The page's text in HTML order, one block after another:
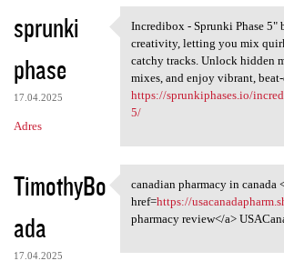
sprunki
phase
17.04.2025
Adres
Incredibox - Sprunki
Incredibox - Sprunki Phase 5"
creativity, letting you mix
catchy tracks. Unlock hidden
mixes, and enjoy vibrant,
https://sprunkiphases.io/
5/
TimothyBo
ada
17.04.2025
canadian pharmacy in
canadian pharmacy in canada
href=https://
pharmacy review</a>